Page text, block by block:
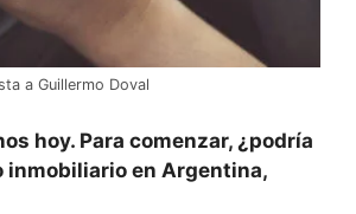
a Guillermo Doval
hoy. Para comenzar, ¿podría
inmobiliario en Argentina,